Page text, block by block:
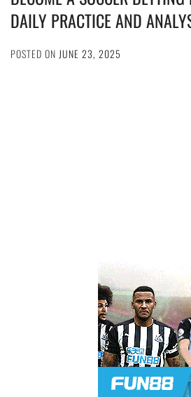
DAILY PRACTICE AND
POSTED ON JUNE 23, 2025